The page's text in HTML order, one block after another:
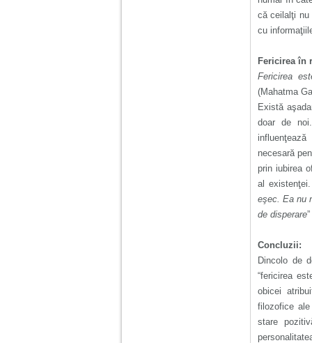
că ceilalţi nu
cu
Fericirea în
Fericirea
(Mahatma
Există
doar de
necesară
prin iubirea
al existenţei.
eşec. Ea nu
de disperare
Concluzii:
Dincolo de
“fericirea
obicei
filozofice
stare